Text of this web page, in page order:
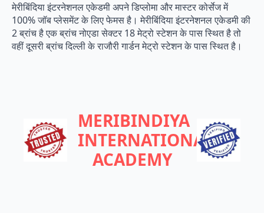
मेरीबिंदिया इंटरनेशनल एकेडमी अपने डिप्लोमा और मास्टर कोर्सेज में
100% जॉब प्लेसमेंट के लिए फेमस है। मेरीबिंदिया इंटरनेशनल एकेडमी की
2 ब्रांच है एक ब्रांच नोएडा सेक्टर 18 मेट्रो स्टेशन के पास स्थित है तो
वहीं दूसरी ब्रांच दिल्ली के राजौरी गार्डन मेट्रो स्टेशन के पास स्थित है।
MERIBINDIYA
INTERNATIONAL
ACADEMY